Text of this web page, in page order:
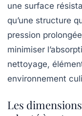
une surface
qu’une structure
pression
minimiser
nettoyage,
environnement
Les